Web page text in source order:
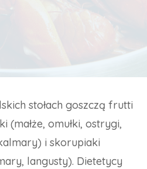
stołach goszczą frutti
(małże, omułki, ostrygi,
i skorupiaki
langusty). Dietetycy